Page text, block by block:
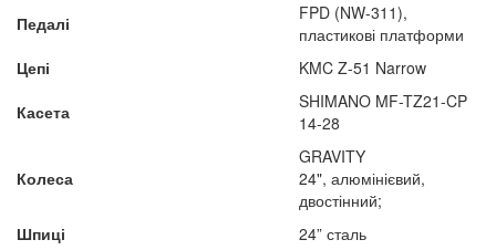
Педалі
FPD (NW-311),
пластикові платформи
Цепі
KMC Z-51 Narrow
Касета
SHIMANO MF-TZ21-CP
14-28
Колеса
GRAVITY
24", алюмінієвий,
двостінний;
Шпиці
24” сталь